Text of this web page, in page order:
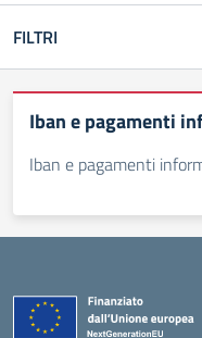
FILTRI
Iban e pagamenti
Iban e pagamenti